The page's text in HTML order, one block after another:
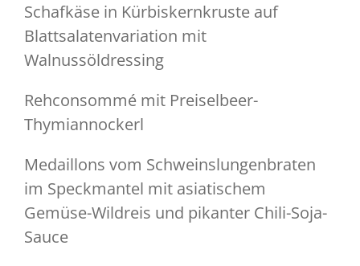
Schafkäse in Kürbiskernkruste auf
Blattsalatenvariation mit
Walnussöldressing
Rehconsommé mit Preiselbeer-
Thymiannockerl
Medaillons vom Schweinslungenbraten
im Speckmantel mit asiatischem
Gemüse-Wildreis und pikanter Chili-Soja-
Sauce